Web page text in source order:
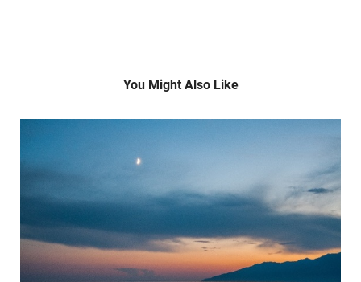
You Might Also Like